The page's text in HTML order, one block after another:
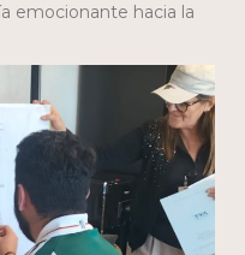
emocionante hacia la